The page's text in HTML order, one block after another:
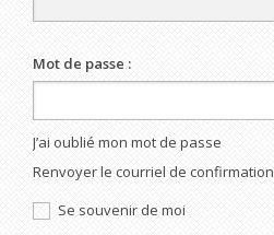
Mot de passe :
J’ai oublié mon mot de passe
Renvoyer le courriel de confirmation
Se souvenir de moi